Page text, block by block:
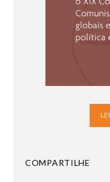
COMPARTILHE